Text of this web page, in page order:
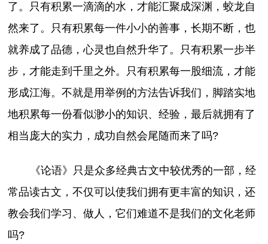
了。只有积累一滴滴的水，才能汇聚成深渊，蛟龙自
然来了。只有积累每一件小小的善事，长期不断，也
就养成了品德，心灵也自然升华了。只有积累一步半
步，才能走到千里之外。只有积累每一股细流，才能
形成江海。不就是用举例的方法告诉我们，脚踏实地
地积累每一份看似渺小的知识、经验，最后就拥有了
相当庞大的实力，成功自然会尾随而来了吗?
《论语》只是众多经典古文中较优秀的一部，经
常品读古文，不仅可以使我们拥有更丰富的知识，还
教会我们学习、做人，它们难道不是我们的文化老师
吗?